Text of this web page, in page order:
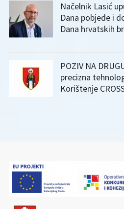
Načelnik Lasić
Dana pobjede i
Dana hrvatskih
POZIV NA
precizna
Korištenje